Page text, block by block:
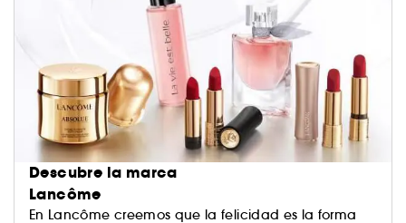
Descubre la marca
Lancôme
En Lancôme creemos que la felicidad es la forma